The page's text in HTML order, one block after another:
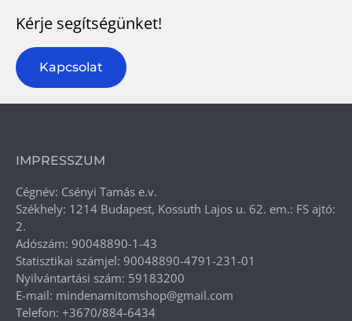
Kérje segítségünket!
Kapcsolat
IMPRESSZUM
Cégnév: Csényi Tamás e.v.
Székhely: 1214 Budapest, Kossuth Lajos u. 62. em.: FS ajtó:
2.
Adószám: 90048890-1-43
Statisztikai számjel: 90048890-4791-231-01
Nyilvántartási szám: 59183200
E-mail: mindenamitomshop@gmail.com
Telefon: +3670/884-6434